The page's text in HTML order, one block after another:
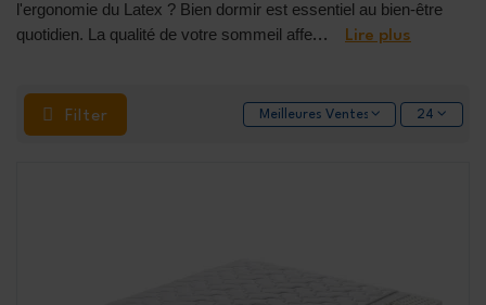
l'ergonomie du Latex ? Bien dormir est essentiel au bien-être
quotidien. La qualité de votre sommeil affe... Lire plus
Filter Meilleures Ventes 24